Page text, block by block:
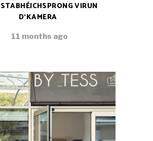
VIRUN
D‘KAMERA
11 months ago